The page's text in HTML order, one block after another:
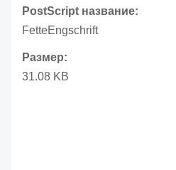
PostScript название:
FetteEngschrift
Размер:
31.08 KB